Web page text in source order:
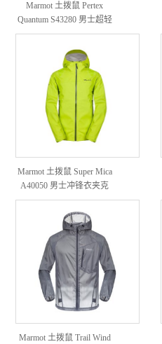
Marmot 土拨鼠 Pertex
Quantum S43280 男士超轻
皮肤衣
Marmot 土拨鼠 Super Mica
A40050 男士冲锋衣夹克
*2件
Marmot 土拨鼠 Trail Wind